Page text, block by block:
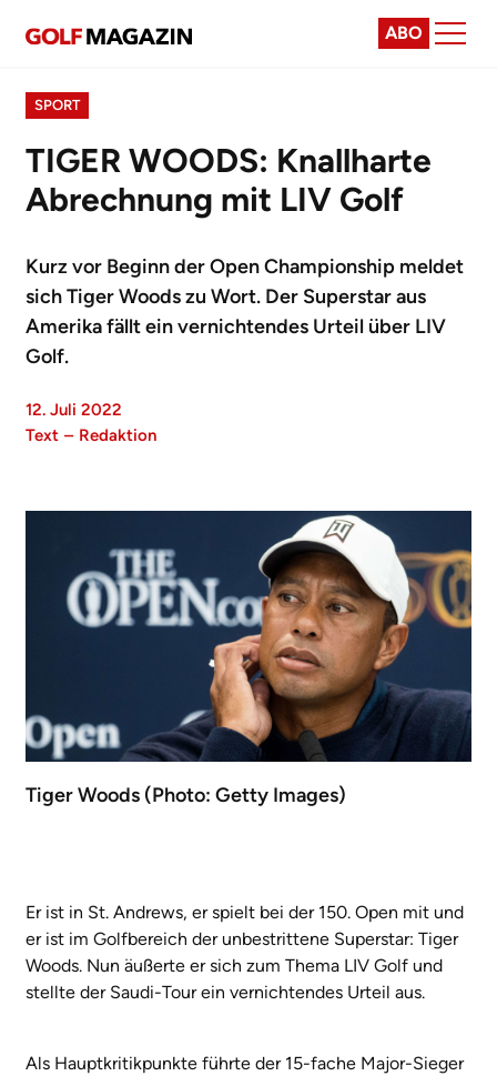
ABO
SPORT
TIGER WOODS: Knallharte
Abrechnung mit LIV Golf
Kurz vor Beginn der Open Championship meldet
sich Tiger Woods zu Wort. Der Superstar aus
Amerika fällt ein vernichtendes Urteil über LIV
Golf.
12. Juli 2022
Text – Redaktion
Tiger Woods (Photo: Getty Images)
Er ist in St. Andrews, er spielt bei der 150. Open mit und
er ist im Golfbereich der unbestrittene Superstar: Tiger
Woods. Nun äußerte er sich zum Thema LIV Golf und
stellte der Saudi-Tour ein vernichtendes Urteil aus.
Als Hauptkritikpunkte führte der 15-fache Major-Sieger